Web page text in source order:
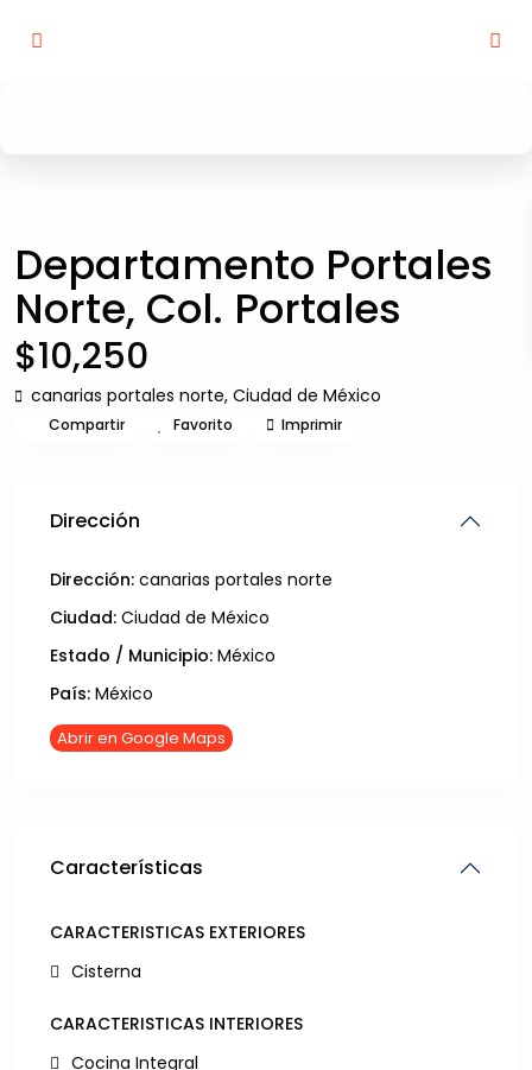
Departamento Portales
Norte, Col. Portales
$10,250
canarias portales norte, Ciudad de México
Compartir Favorito Imprimir
Dirección
Dirección: canarias portales norte
Ciudad: Ciudad de México
Estado / Municipio: México
País: México
Abrir en Google Maps
Características
CARACTERISTICAS EXTERIORES
Cisterna
CARACTERISTICAS INTERIORES
Cocina Integral